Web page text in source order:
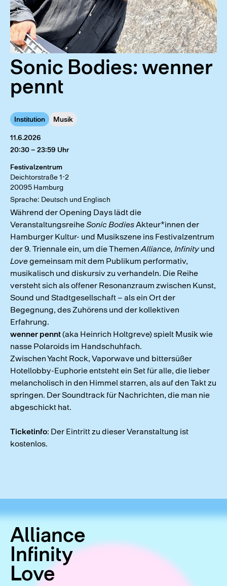
Sonic Bodies: wenner
pennt
Institution Musik
11.6.2026
20:30 – 23:59 Uhr
Festivalzentrum
Deichtorstraße 1-2
20095 Hamburg
Sprache: Deutsch und Englisch
Während der Opening Days lädt die
VeranstaltungsreiheSonic BodiesAkteur*innen der
Hamburger Kultur- und Musikszene ins Festivalzentrum
der 9. Triennale ein, um die ThemenAlliance, Infinity und
Lovegemeinsam mit dem Publikum performativ,
musikalisch und diskursiv zu verhandeln. Die Reihe
versteht sich als offener Resonanzraum zwischen Kunst,
Sound und Stadtgesellschaft – als ein Ort der
Begegnung, des Zuhörens und der kollektiven
Erfahrung.
wenner pennt(aka Heinrich Holtgreve) spielt Musik wie
nasse Polaroids im Handschuhfach.
Zwischen Yacht Rock, Vaporwave und bittersüßer
Hotellobby-Euphorie entsteht ein Set für alle, die lieber
melancholisch in den Himmel starren, als auf den Takt zu
springen. Der Soundtrack für Nachrichten, die man nie
abgeschickt hat.
Ticketinfo: Der Eintritt zu dieser Veranstaltung ist
kostenlos.
Alliance
Infinity
Love